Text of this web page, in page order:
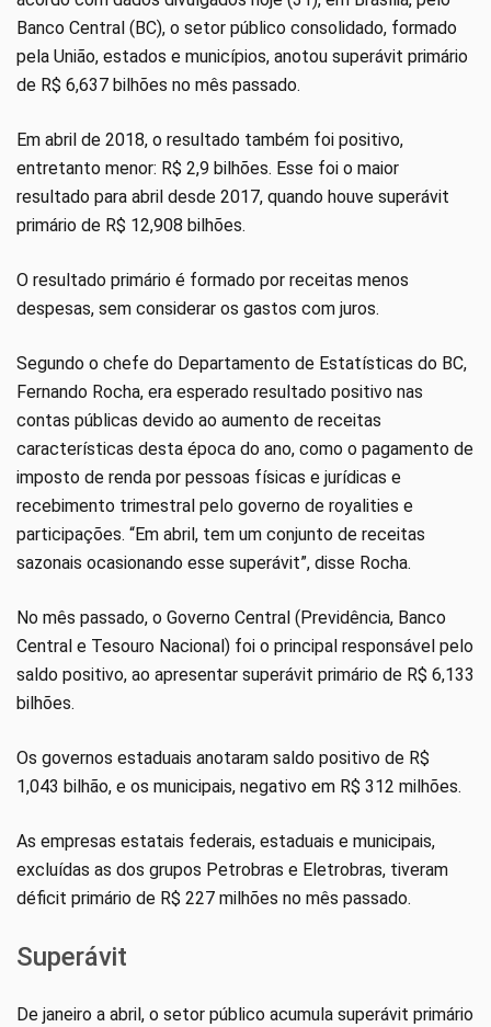
Banco Central (BC), o setor público consolidado, formado
pela União, estados e municípios, anotou superávit primário
de R$ 6,637 bilhões no mês passado.
Em abril de 2018, o resultado também foi positivo,
entretanto menor: R$ 2,9 bilhões. Esse foi o maior
resultado para abril desde 2017, quando houve superávit
primário de R$ 12,908 bilhões.
O resultado primário é formado por receitas menos
despesas, sem considerar os gastos com juros.
Segundo o chefe do Departamento de Estatísticas do BC,
Fernando Rocha, era esperado resultado positivo nas
contas públicas devido ao aumento de receitas
características desta época do ano, como o pagamento de
imposto de renda por pessoas físicas e jurídicas e
recebimento trimestral pelo governo de royalities e
participações. “Em abril, tem um conjunto de receitas
sazonais ocasionando esse superávit”, disse Rocha.
No mês passado, o Governo Central (Previdência, Banco
Central e Tesouro Nacional) foi o principal responsável pelo
saldo positivo, ao apresentar superávit primário de R$ 6,133
bilhões.
Os governos estaduais anotaram saldo positivo de R$
1,043 bilhão, e os municipais, negativo em R$ 312 milhões.
As empresas estatais federais, estaduais e municipais,
excluídas as dos grupos Petrobras e Eletrobras, tiveram
déficit primário de R$ 227 milhões no mês passado.
Superávit
De janeiro a abril, o setor público acumula superávit primário